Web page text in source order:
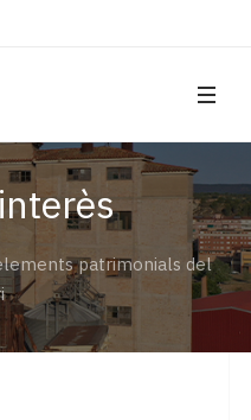
patrimonials del